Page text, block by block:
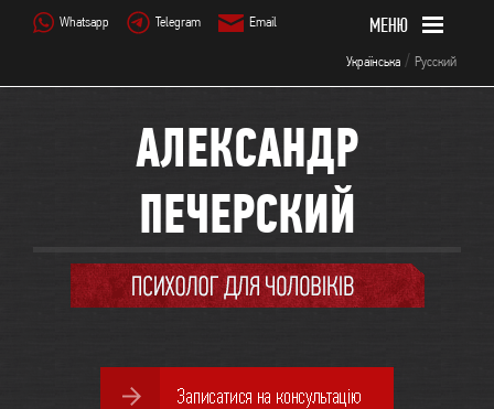
Whatsapp Telegram Email
Українська / Русский
АЛЕКСАНДР
ПЕЧЕРСКИЙ